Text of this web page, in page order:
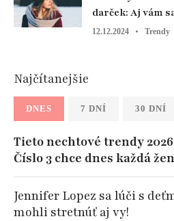
darček: Aj vám
12.12.2024 Trendy
Najčítanejšie
DNES 7 DNÍ 30 DNÍ
Tieto nechtové trendy
Číslo 3 chce dnes každá
Jennifer Lopez sa lúči s
mohli stretnúť aj vy!